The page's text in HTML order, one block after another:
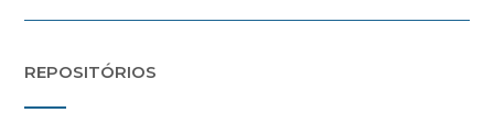
REPOSITÓRIOS